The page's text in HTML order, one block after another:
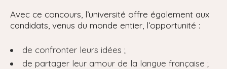
Avec ce concours, l’université offre également aux
candidats, venus du monde entier, l’opportunité :
de confronter leurs idées ;
de partager leur amour de la langue française ;